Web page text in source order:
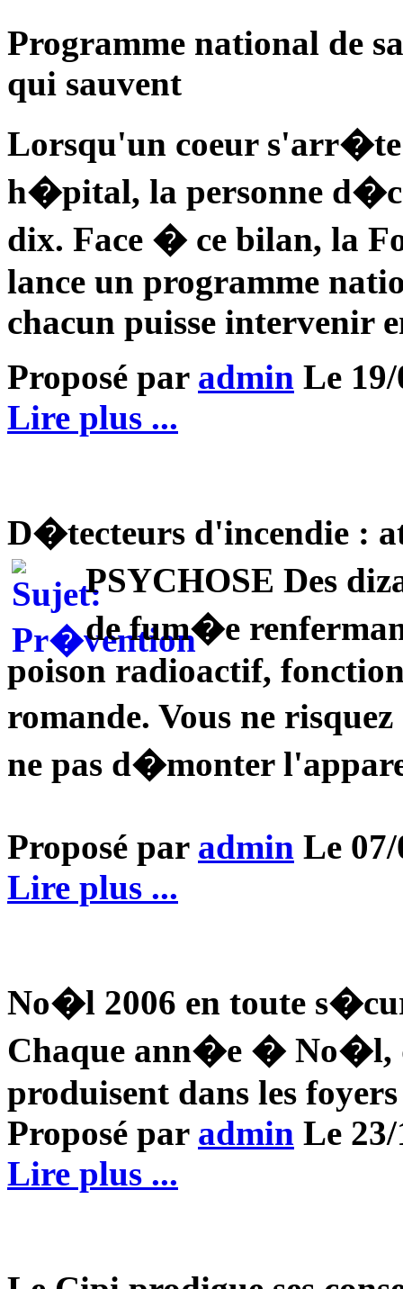
Programme national de
qui sauvent
Lorsqu'un coeur
h�pital, la personne
dix. Face � ce bilan, la
lance un programme
chacun puisse intervenir
Proposé par admin Le
Lire plus ...
D�tecteurs d'incendie :
PSYCHOSE Des
de fum�e
poison radioactif,
romande. Vous ne
ne pas d�monter
Proposé par admin Le
Lire plus ...
No�l 2006 en toute
Chaque ann�e � No�l,
produisent dans les foyers
Proposé par admin Le
Lire plus ...